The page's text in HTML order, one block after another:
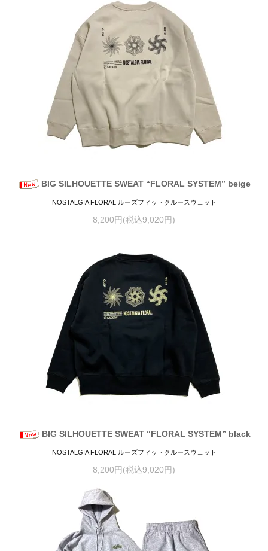
BIG SILHOUETTE SWEAT “FLORAL SYSTEM” beige
NOSTALGIA FLORAL ルーズフィットクルースウェット
8,200円(税込9,020円)
BIG SILHOUETTE SWEAT “FLORAL SYSTEM” black
NOSTALGIA FLORAL ルーズフィットクルースウェット
8,200円(税込9,020円)